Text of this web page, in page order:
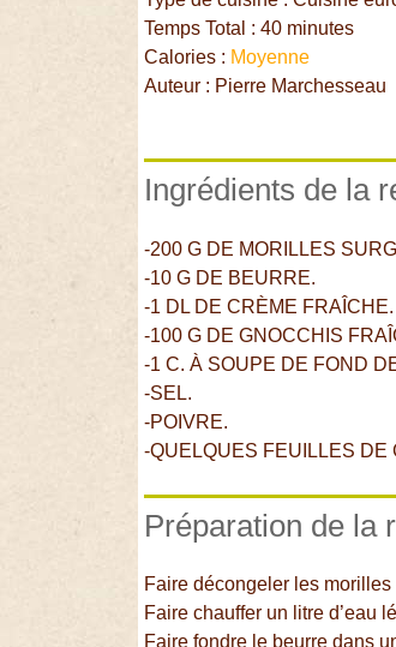
Temps Total : 40 minutes
Calories : Moyenne
Auteur : Pierre Marchesseau
Ingrédients de la
-200 G DE MORILLES
-10 G DE BEURRE.
-1 DL DE CRÈME FRAÎCHE.
-100 G DE GNOCCHIS
-1 C. À SOUPE DE FOND
-SEL.
-POIVRE.
-QUELQUES FEUILLES DE
Préparation de la
Faire décongeler les morilles
Faire chauffer un litre d’eau
Faire fondre le beurre dans